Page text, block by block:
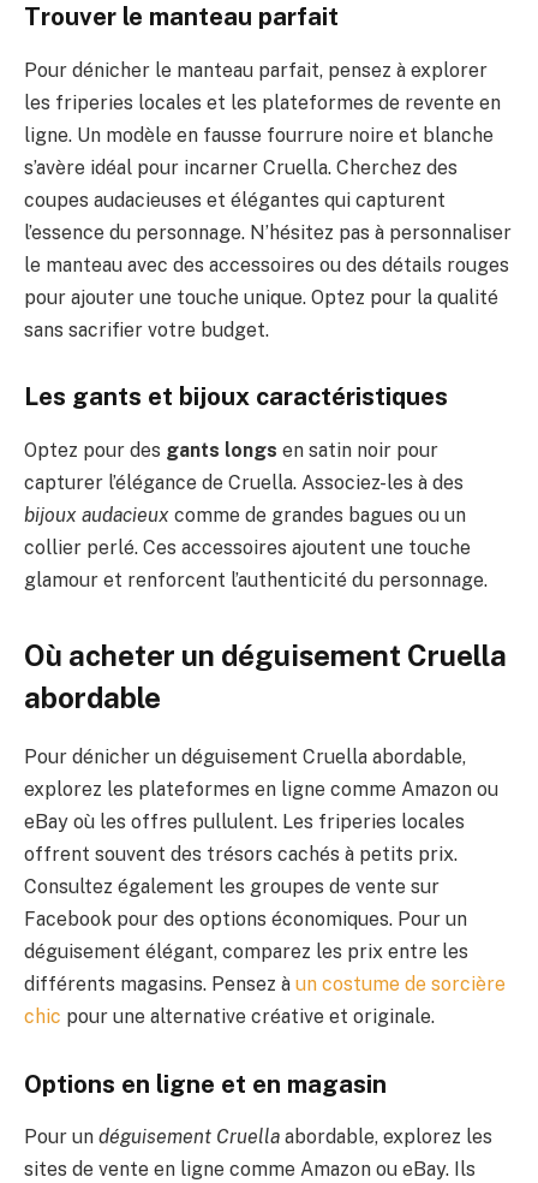
Trouver le manteau parfait
Pour dénicher le manteau parfait, pensez à explorer
les friperies locales et les plateformes de revente en
ligne. Un modèle en fausse fourrure noire et blanche
s’avère idéal pour incarner Cruella. Cherchez des
coupes audacieuses et élégantes qui capturent
l’essence du personnage. N’hésitez pas à personnaliser
le manteau avec des accessoires ou des détails rouges
pour ajouter une touche unique. Optez pour la qualité
sans sacrifier votre budget.
Les gants et bijoux caractéristiques
Optez pour des gants longs en satin noir pour
capturer l’élégance de Cruella. Associez-les à des
bijoux audacieux comme de grandes bagues ou un
collier perlé. Ces accessoires ajoutent une touche
glamour et renforcent l’authenticité du personnage.
Où acheter un déguisement Cruella
abordable
Pour dénicher un déguisement Cruella abordable,
explorez les plateformes en ligne comme Amazon ou
eBay où les offres pullulent. Les friperies locales
offrent souvent des trésors cachés à petits prix.
Consultez également les groupes de vente sur
Facebook pour des options économiques. Pour un
déguisement élégant, comparez les prix entre les
différents magasins. Pensez à un costume de sorcière
chic pour une alternative créative et originale.
Options en ligne et en magasin
Pour un déguisement Cruella abordable, explorez les
sites de vente en ligne comme Amazon ou eBay. Ils